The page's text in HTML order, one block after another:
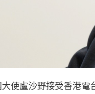
使盧沙野接受香港電